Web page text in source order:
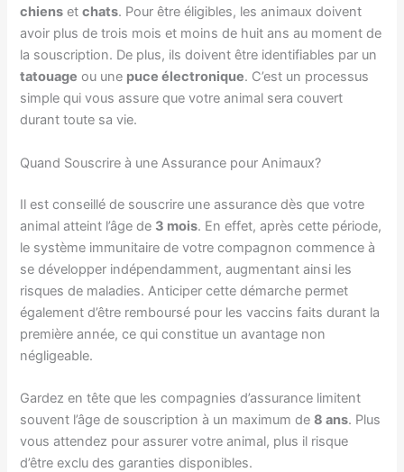
chiens etchats. Pour être éligibles, les animaux doivent
avoir plus de trois mois et moins de huit ans au moment de
la souscription. De plus, ils doivent être identifiables par un
tatouage ou une puce électronique. C’est un processus
simple qui vous assure que votre animal sera couvert
durant toute sa vie.
Quand Souscrire à une Assurance pour Animaux?
Il est conseillé de souscrire une assurance dès que votre
animal atteint l’âge de 3 mois. En effet, après cette période,
le système immunitaire de votre compagnon commence à
se développer indépendamment, augmentant ainsi les
risques de maladies. Anticiper cette démarche permet
également d’être remboursé pour les vaccins faits durant la
première année, ce qui constitue un avantage non
négligeable.
Gardez en tête que les compagnies d’assurance limitent
souvent l’âge de souscription à un maximum de8 ans. Plus
vous attendez pour assurer votre animal, plus il risque
d’être exclu des garanties disponibles.